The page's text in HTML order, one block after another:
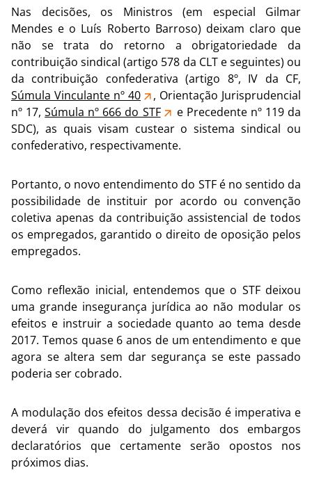
Nas decisões, os Ministros (em especial Gilmar
Mendes e o Luís Roberto Barroso) deixam claro que
não se trata do retorno a obrigatoriedade da
contribuição sindical (artigo 578 da CLT e seguintes) ou
da contribuição confederativa (artigo 8º, IV da CF,
Súmula Vinculante nº 40
, Orientação Jurisprudencial
nº 17,Súmula nº 666 do STF
e Precedente nº 119 da
SDC), as quais visam custear o sistema sindical ou
confederativo, respectivamente.
Portanto, o novo entendimento do STF é no sentido da
possibilidade de instituir por acordo ou convenção
coletiva apenas da contribuição assistencial de todos
os empregados, garantido o direito de oposição pelos
empregados.
Como reflexão inicial, entendemos que o STF deixou
uma grande insegurança jurídica ao não modular os
efeitos e instruir a sociedade quanto ao tema desde
2017. Temos quase 6 anos de um entendimento e que
agora se altera sem dar segurança se este passado
poderia ser cobrado.
A modulação dos efeitos dessa decisão é imperativa e
deverá vir quando do julgamento dos embargos
declaratórios que certamente serão opostos nos
próximos dias.